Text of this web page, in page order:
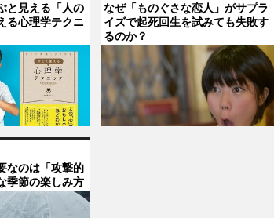
と見える「人の
る心理学テクニ
なぜ「ものぐさな恋人」がサプラ
イズで起死回生を試みても失敗す
るのか？
なのは「攻撃的
季節の楽しみ方